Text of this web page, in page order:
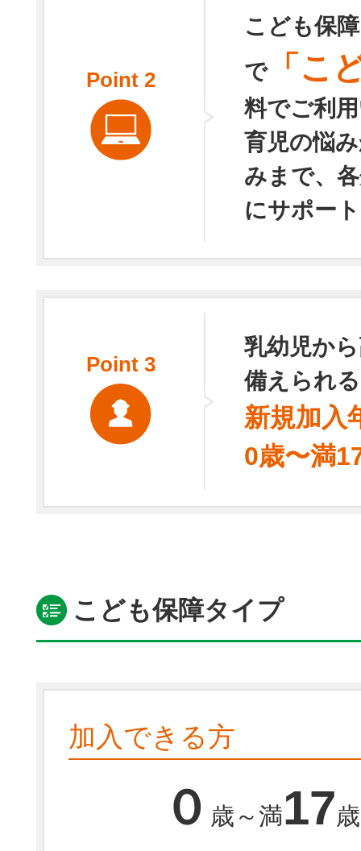
Point 2
こども保
で「こ
料でご利
育児の悩
みまで、
にサポー
Point 3
乳幼児か
備えられ
新規加入
0歳〜満
こども保障タイプ
加入できる方
０ 歳～満17